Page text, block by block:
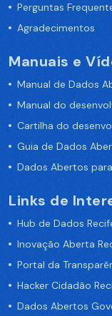
Perguntas
Agradecimentos
Manuais e
Manual de Dados
Manual do
Cartilha do
Guia de Dados
Dados Abertos
Links de
Hub de Dados
Inovação Aberta
Portal da
Hacker Cidadão
Dados Abertos